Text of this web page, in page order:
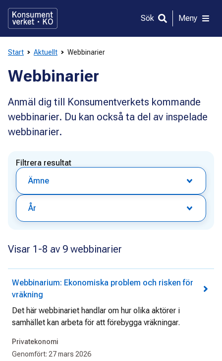
direkt
innehållet
Sök Meny
Start Aktuellt Webbinarier
Webbinarier
Anmäl dig till Konsumentverkets kommande
webbinarier. Du kan också ta del av inspelade
webbinarier.
Filtrera resultat
Ämne
År
Visar 1-8 av 9 webbinarier
Webbinarium: Ekonomiska problem och risken för
vräkning
Det här webbinariet handlar om hur olika aktörer i
samhället kan arbeta för att förebygga vräkningar.
Privatekonomi
Genomfört: 27 mars 2026